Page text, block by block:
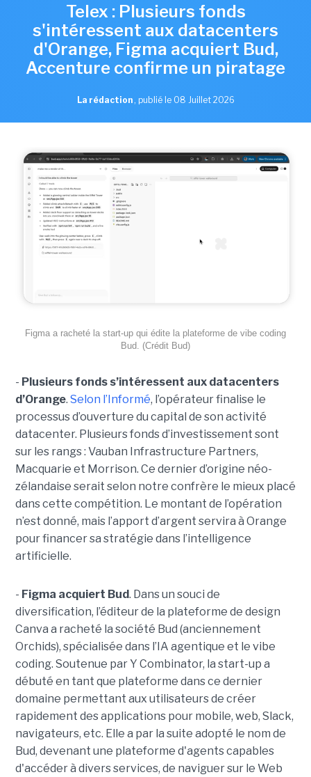
Telex : Plusieurs fonds
s'intéressent aux datacenters
d'Orange, Figma acquiert Bud,
Accenture confirme un piratage
La rédaction , publié le 08 Juillet 2026
Figma a racheté la start-up qui édite la plateforme de vibe coding
Bud. (Crédit Bud)
- Plusieurs fonds s’intéressent aux datacenters
d’Orange. Selon l’Informé, l’opérateur finalise le
processus d’ouverture du capital de son activité
datacenter. Plusieurs fonds d’investissement sont
sur les rangs : Vauban Infrastructure Partners,
Macquarie et Morrison. Ce dernier d’origine néo-
zélandaise serait selon notre confrère le mieux placé
dans cette compétition. Le montant de l’opération
n’est donné, mais l’apport d’argent servira à Orange
pour financer sa stratégie dans l’intelligence
artificielle.
- Figma acquiert Bud. Dans un souci de
diversification, l’éditeur de la plateforme de design
Canva a racheté la société Bud (anciennement
Orchids), spécialisée dans l’IA agentique et le vibe
coding. Soutenue par Y Combinator, la start-up a
débuté en tant que plateforme dans ce dernier
domaine permettant aux utilisateurs de créer
rapidement des applications pour mobile, web, Slack,
navigateurs, etc. Elle a par la suite adopté le nom de
Bud, devenant une plateforme d'agents capables
d'accéder à divers services, de naviguer sur le Web